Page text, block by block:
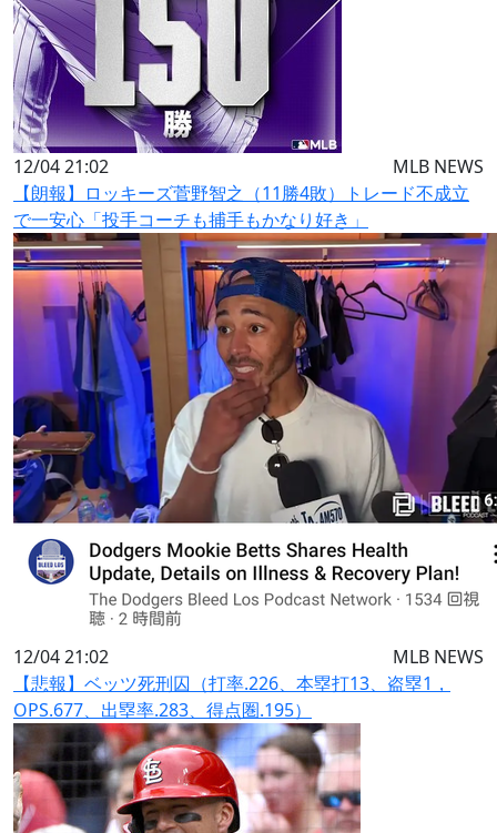
12/04 21:02
MLB NEWS
【朗報】ロッキーズ菅野智之（11勝4敗）トレード不成立
で一安心「投手コーチも捕手もかなり好き」
12/04 21:02
MLB NEWS
【悲報】ベッツ死刑囚（打率.226、本塁打13、盗塁1，
OPS.677、出塁率.283、得点圏.195）